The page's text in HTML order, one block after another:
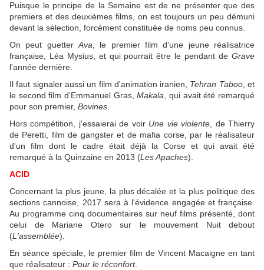
Puisque le principe de la Semaine est de ne présenter que des
premiers et des deuxièmes films, on est toujours un peu démuni
devant la sélection, forcément constituée de noms peu connus.
On peut guetter Ava , le premier film d'une jeune réalisatrice
française, Léa Mysius, et qui pourrait être le pendant de Grave
l'année dernière.
Il faut signaler aussi un film d'animation iranien, Tehran Taboo, et
le second film d'Emmanuel Gras,Makala , qui avait été remarqué
pour son premier, Bovines
Hors compétition, j'essaierai de voir Une vie violente , de Thierry
de Peretti, film de gangster et de mafia corse, par le réalisateur
d'un film dont le cadre était déjà la Corse et qui avait été
remarqué à la Quinzaine en 2013 (Les Apaches).
ACID
Concernant la plus jeune, la plus décalée et la plus politique des
sections cannoise, 2017 sera à l'évidence engagée et française.
Au programme cinq documentaires sur neuf films présenté, dont
celui de Mariane Otero sur le mouvement Nuit debout
(L'assemblée).
En séance spéciale, le premier film de Vincent Macaigne en tant
que réalisateur : Pour le réconfort.